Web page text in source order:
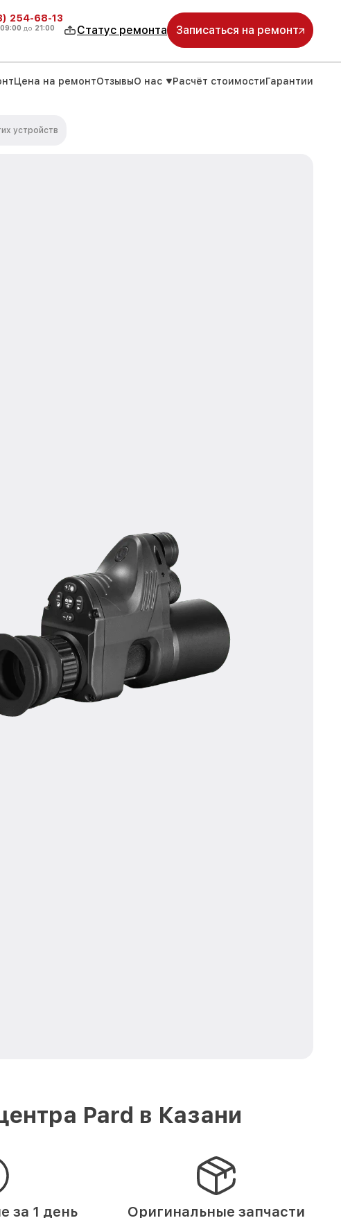
254-68-13
09:00 до 21:00 Статус ремонта Записаться на ремонт
Цена на ремонтОтзывыО нас Расчёт стоимостиГарантии
устройств
Pard в Казани
за 1 день
Оригинальные запчасти